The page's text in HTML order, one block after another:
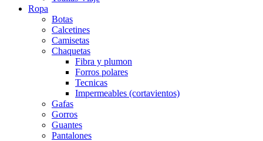
Ropa
Botas
Calcetines
Camisetas
Chaquetas
Fibra y plumon
Forros polares
Tecnicas
Impermeables (cortavientos)
Gafas
Gorros
Guantes
Pantalones